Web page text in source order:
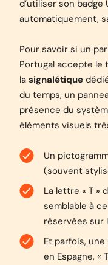
d’utiliser son
automatiquement,
Pour savoir si un
Portugal accepte le
la signalétique
du temps, un
présence du
éléments visuels
Un
(souvent
La lettre « T »
semblable à
réservées sur
Et parfois,
en Espagne, «